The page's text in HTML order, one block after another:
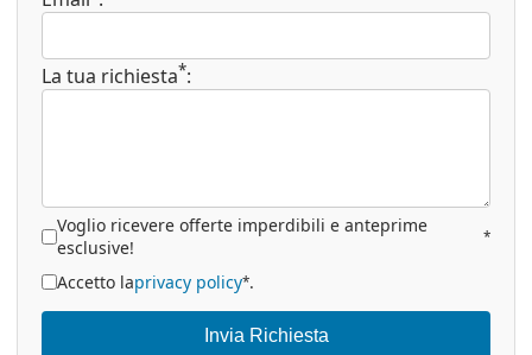
La tua richiesta*:
Voglio ricevere offerte imperdibili e anteprime
esclusive!
*
Accetto laprivacy policy*.
Invia Richiesta